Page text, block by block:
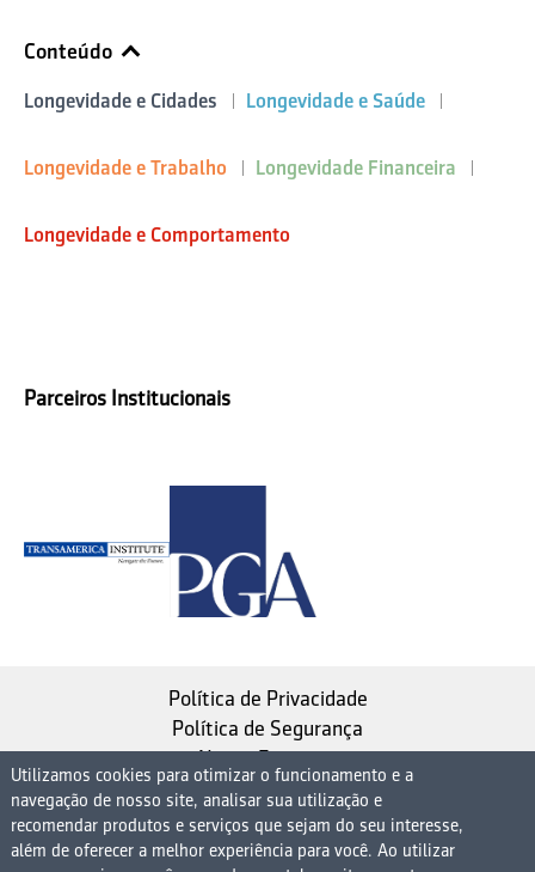
Conteúdo
Longevidade e Cidades Longevidade e Saúde
Longevidade e Trabalho Longevidade Financeira
Longevidade e Comportamento
Parceiros Institucionais
Política de Privacidade
Política de Segurança
Nosso Estatuto
Instituto de Longevidade MAG, uma empresa do
Grupo MAG
Utilizamos cookies para otimizar o funcionamento e a
navegação de nosso site, analisar sua utilização e
recomendar produtos e serviços que sejam do seu interesse,
além de oferecer a melhor experiência para você. Ao utilizar